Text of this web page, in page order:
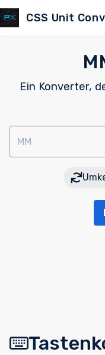
CSS Unit
Ein Konverter,
MM